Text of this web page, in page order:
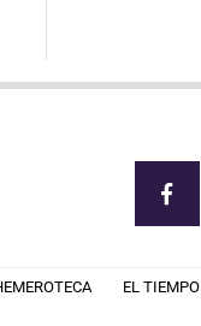
EL TIEMPO